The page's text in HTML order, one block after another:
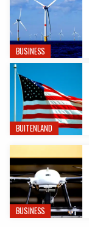
BUSINESS
BUITENLAND
BUSINESS